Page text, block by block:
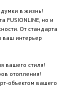
в жизнь!
FUSIONLINE, но и
От стандарта
ваш интерьер
вашего стиля!
отопления!
объектом вашего